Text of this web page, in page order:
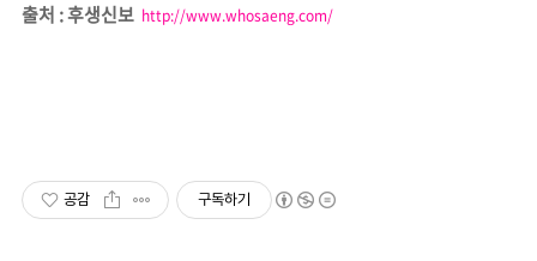
출처 : 후생신보 http://www.whosaeng.com/
공감 구독하기